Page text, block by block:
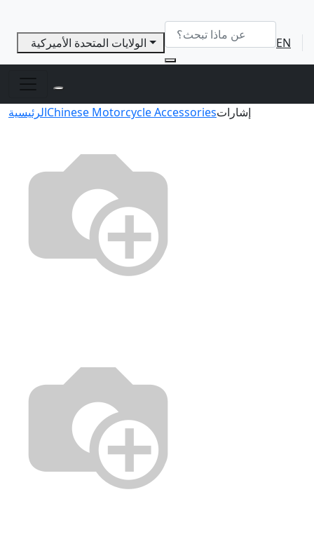
EN
الرئيسيةChinese Motorcycle Accessoriesإشارات